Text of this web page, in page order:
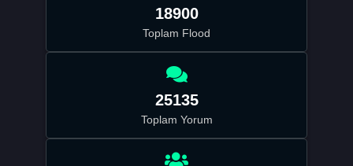
18900
Toplam Flood
25135
Toplam Yorum